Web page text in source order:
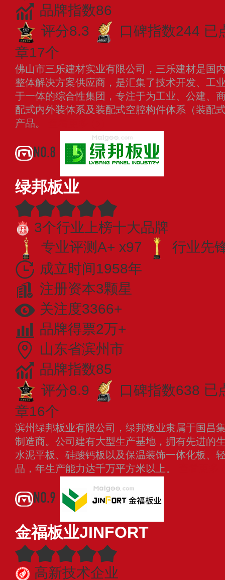
品牌指数86
评分8.3
口碑指数244 已
章17个
佛山市三乐建材实业有限公司，三乐建材是国
整体解决方案供应商，是汇集了技术开发、工
于一体的综合性集团，专注于为工业、公建、
配式内外装体系及装配式空腔构件体系（装配
产品。
NO.8
绿邦板业
3个行业上榜十大品牌
专业评测A+ x97
行业先
成立时间1958年
注册资本3颗星
关注度3366+
品牌得票2万+
山东省滨州市
品牌指数85
评分8.9
口碑指数638 已
章16个
滨州绿邦板业有限公司，绿邦板业隶属于国昌
制造商。公司建有大型生产基地，拥有先进的
水泥平板、硅酸钙板以及保温装饰一体化板、
品，年生产能力达千万平方米以上。
NO.9
金福板业JINFORT
高新技术企业